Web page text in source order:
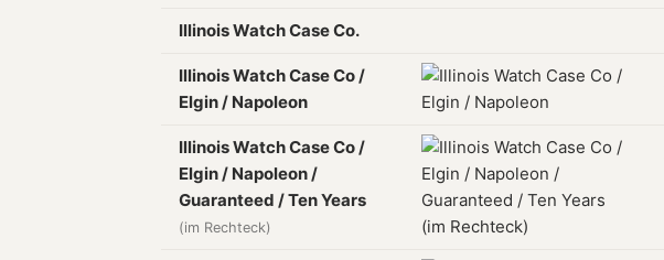
Illinois Watch Case Co.
Illinois Watch Case Co /
Elgin / Napoleon
Illinois Watch Case Co /
Elgin / Napoleon /
Guaranteed / Ten Years
(im Rechteck)